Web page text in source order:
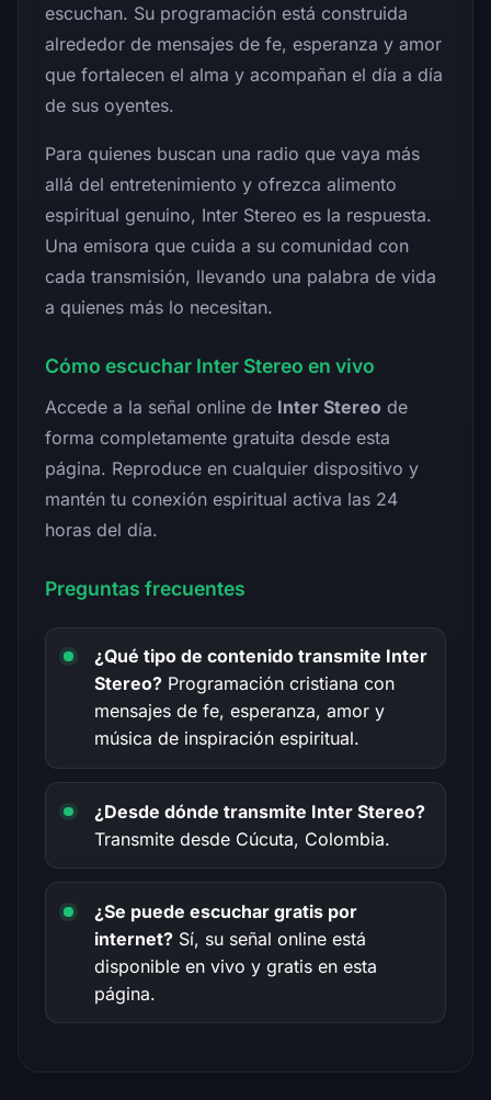
escuchan. Su programación está construida
alrededor de mensajes de fe, esperanza y amor
que fortalecen el alma y acompañan el día a día
de sus oyentes.
Para quienes buscan una radio que vaya más
allá del entretenimiento y ofrezca alimento
espiritual genuino, Inter Stereo es la respuesta.
Una emisora que cuida a su comunidad con
cada transmisión, llevando una palabra de vida
a quienes más lo necesitan.
Cómo escuchar Inter Stereo en vivo
Accede a la señal online de Inter Stereo de
forma completamente gratuita desde esta
página. Reproduce en cualquier dispositivo y
mantén tu conexión espiritual activa las 24
horas del día.
Preguntas frecuentes
¿Qué tipo de contenido transmite Inter
Stereo? Programación cristiana con
mensajes de fe, esperanza, amor y
música de inspiración espiritual.
¿Desde dónde transmite Inter Stereo?
Transmite desde Cúcuta, Colombia.
¿Se puede escuchar gratis por
internet? Sí, su señal online está
disponible en vivo y gratis en esta
página.